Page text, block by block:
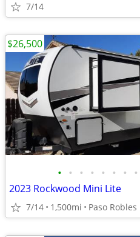
7/14
• • • • • • • •
2023 Rockwood Mini Lite
7/14 1,500mi Paso Robles
$26,500